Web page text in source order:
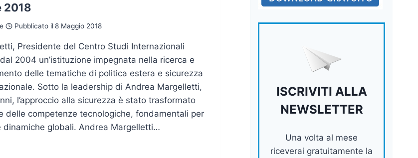
2018
Pubblicato il8 Maggio 2018
Presidente del Centro Studi Internazionali
2004 un’istituzione impegnata nella ricerca e
delle tematiche di politica estera e sicurezza
Sotto la leadership di Andrea Margelletti,
l’approccio alla sicurezza è stato trasformato
delle competenze tecnologiche, fondamentali per
dinamiche globali. Andrea Margelletti…
ISCRIVITI ALLA
NEWSLETTER
Una volta al mese
riceverai gratuitamente la